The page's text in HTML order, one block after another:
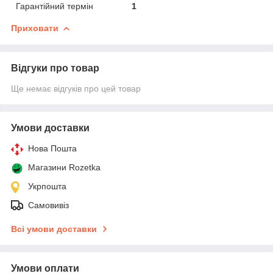
Гарантійний термін
1
Приховати
Відгуки про товар
Ще немає відгуків про цей товар
Умови доставки
Нова Пошта
Магазини Rozetka
Укрпошта
Самовивіз
Всі умови доставки
Умови оплати